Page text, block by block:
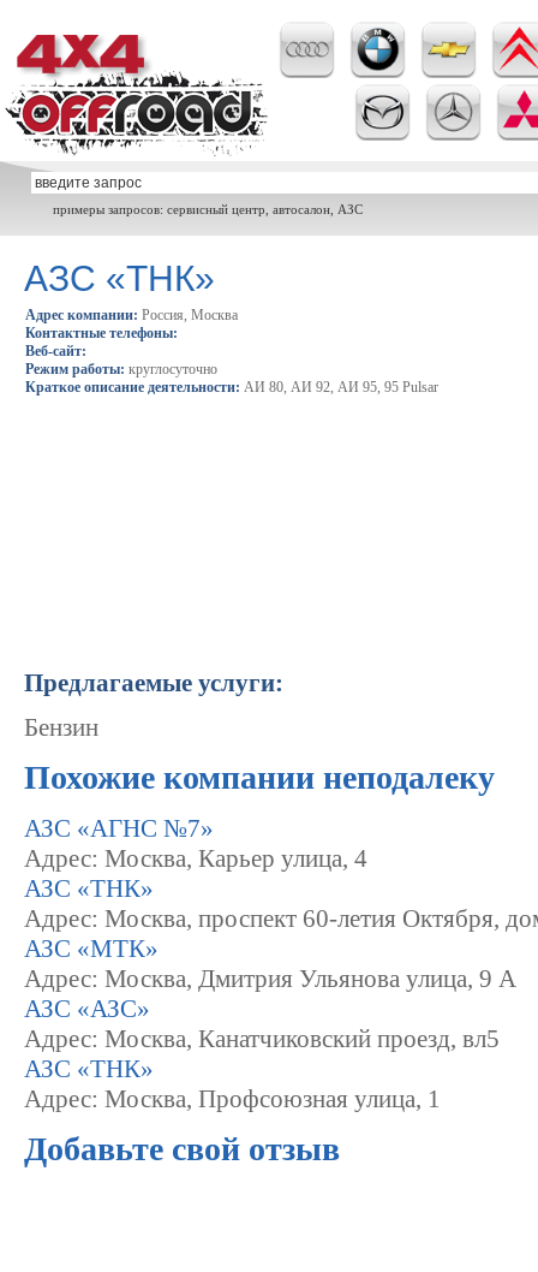
примеры запросов: сервисный центр, автосалон, АЗС
АЗС «ТНК»
Адрес компании: Россия, Москва
Контактные телефоны:
Веб-сайт:
Режим работы: круглосуточно
Краткое описание деятельности: АИ 80, АИ 92, АИ 95, 95 Pulsar
Предлагаемые услуги:
Бензин
Похожие компании неподалеку
АЗС «АГНС №7»
Адрес: Москва, Карьер улица, 4
АЗС «ТНК»
Адрес: Москва, проспект 60-летия Октября,
АЗС «МТК»
Адрес: Москва, Дмитрия Ульянова улица, 9 А
АЗС «АЗС»
Адрес: Москва, Канатчиковский проезд, вл5
АЗС «ТНК»
Адрес: Москва, Профсоюзная улица, 1
Добавьте свой отзыв